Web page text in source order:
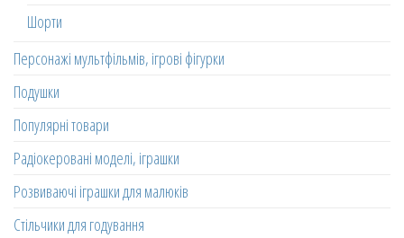
Шорти
Персонажі мультфільмів, ігрові фігурки
Подушки
Популярні товари
Радіокеровані моделі, іграшки
Розвиваючі іграшки для малюків
Стільчики для годування